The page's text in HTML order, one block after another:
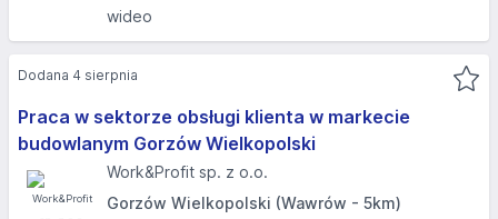
wideo
Praca w sektorze obsługi klienta w markecie
budowlanym Gorzów Wielkopolski
Work&Profit sp. z o.o.
Gorzów Wielkopolski (Wawrów - 5km)
Dodana 4 sierpnia